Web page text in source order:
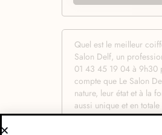
Quel est le meilleur
Salon Delf, un
01 43 45 19 04 à 9h30
compte que Le Salon
nature, leur état et à la
aussi unique et en
soignée et d’une